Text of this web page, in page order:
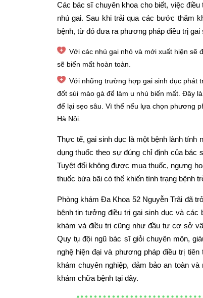
Các bác sĩ chuyên khoa cho biết, việc
nhú gai. Sau khi trải qua các bước thăm
bệnh, từ đó đưa ra phương pháp điều trị
Với các nhú gai nhỏ và mới xuất hiện sẽ
sẽ biến mất hoàn toàn.
Với những trường hợp gai sinh dục phát
đốt sùi mào gà để làm u nhú biến mất. Đây
để lại sẹo sâu. Vì thế nếu lựa chọn phương
Hà Nội.
Thực tế, gai sinh dục là một bệnh lành
dụng thuốc theo sự đúng chỉ định của bác
Tuyệt đối không được mua thuốc, ngưng
thuốc bừa bãi có thể khiến tình trạng bệnh
Phòng khám Đa Khoa 52 Nguyễn Trãi đã
bệnh tin tưởng điều trị gai sinh dục và các
khám và điều trị cũng như đầu tư cơ sở
Quy tụ đội ngũ bác sĩ giỏi chuyên môn,
nghệ hiện đại và phương pháp điều trị
khám chuyên nghiệp, đảm bảo an toàn
khám chữa bệnh tại đây.